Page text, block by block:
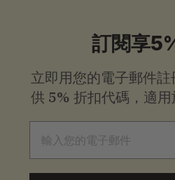
訂閱享
立即用您的電子郵件
供 5% 折扣代碼，適用